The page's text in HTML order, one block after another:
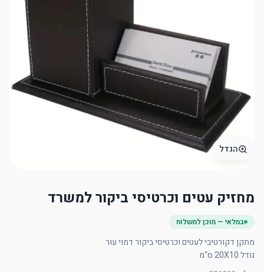
הגדל
מחזיק עטים וכרטיסי ביקור למשרד
במלאי — מוכן למשלוח
גודל 20X10 ס"מ